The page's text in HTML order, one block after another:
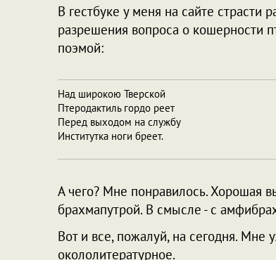
В гестбуке у меня на сайте страсти
разрешения вопроса о кошерности
поэмой:
Над широкою Тверской
Птеродактиль гордо реет
Перед выходом на службу
Институтка ноги бреет.
А чего? Мне понравилось. Хорошая
брахмапутрой. В смысле - с
Вот и все, пожалуй, на сегодня. Мне
окололитературное.